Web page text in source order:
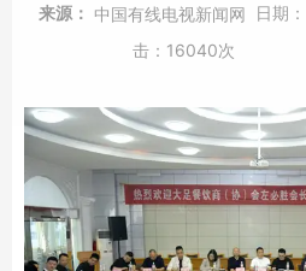
来源： 中国有线电视新闻网 日期：
击： 16040次